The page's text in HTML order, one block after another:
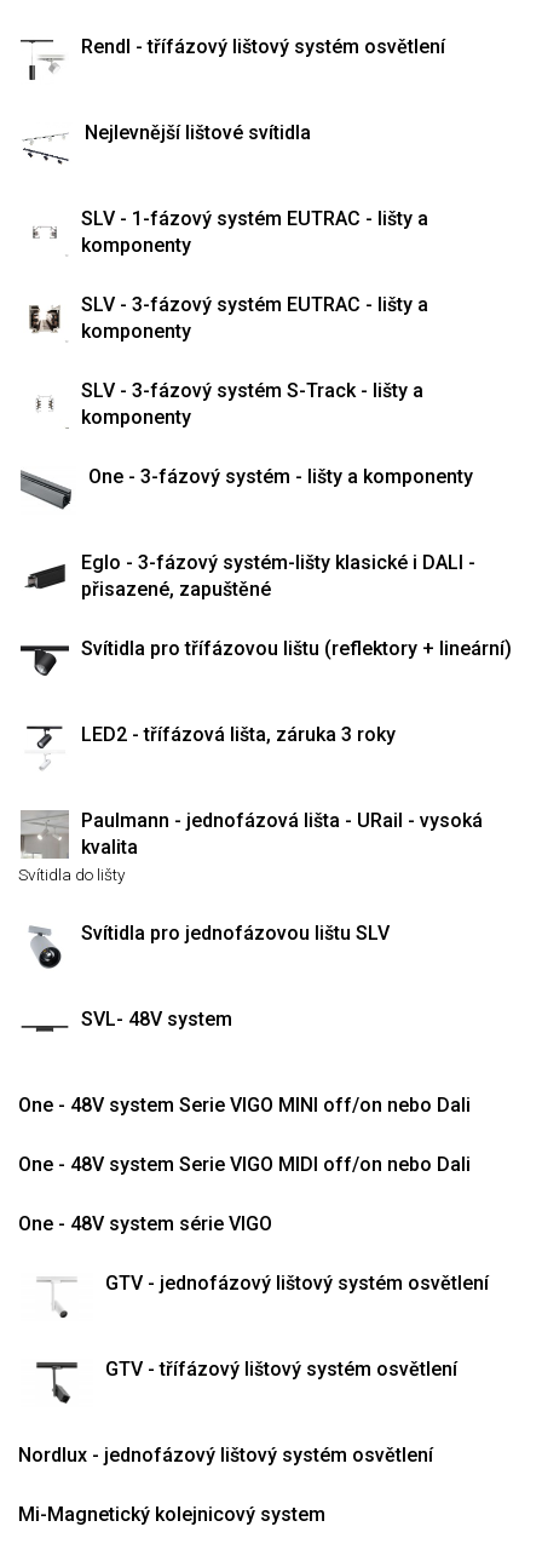
Rendl - třífázový lištový systém osvětlení
Nejlevnější lištové svítidla
SLV - 1-fázový systém EUTRAC - lišty a
komponenty
SLV - 3-fázový systém EUTRAC - lišty a
komponenty
SLV - 3-fázový systém S-Track - lišty a
komponenty
One - 3-fázový systém - lišty a komponenty
Eglo - 3-fázový systém-lišty klasické i DALI -
přisazené, zapuštěné
Svítidla pro třífázovou lištu (reflektory + lineární)
LED2 - třífázová lišta, záruka 3 roky
Paulmann - jednofázová lišta - URail - vysoká
kvalita
Svítidla do lišty
Svítidla pro jednofázovou lištu SLV
SVL- 48V system
One - 48V system Serie VIGO MINI off/on nebo Dali
One - 48V system Serie VIGO MIDI off/on nebo Dali
One - 48V system série VIGO
GTV - jednofázový lištový systém osvětlení
GTV - třífázový lištový systém osvětlení
Nordlux - jednofázový lištový systém osvětlení
Mi-Magnetický kolejnicový system